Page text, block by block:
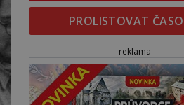
PROLISTOVAT
reklama